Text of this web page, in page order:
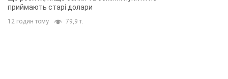
приймають старі долари
12 годин тому 79,9 т.